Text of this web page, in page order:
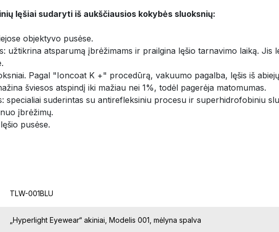
lęšiai sudaryti iš aukščiausios kokybės sluoksnių:
objektyvo pusėse.
užtikrina atsparumą įbrėžimams ir prailgina lęšio tarnavimo laiką.
Pagal "Ioncoat K +" procedūrą, vakuumo pagalba, lęšis iš
šviesos atspindį iki mažiau nei 1%, todėl pagerėja matomumas.
specialiai suderintas su antirefleksiniu procesu ir superhidrofobiniu
įbrėžimų.
pusėse.
TLW-001BLU
„Hyperlight Eyewear“ akiniai, Modelis 001, mėlyna spalva